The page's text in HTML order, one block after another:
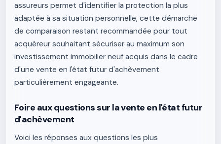
assureurs permet d'identifier la protection la plus
adaptée à sa situation personnelle, cette démarche
de comparaison restant recommandée pour tout
acquéreur souhaitant sécuriser au maximum son
investissement immobilier neuf acquis dans le cadre
d'une vente en l'état futur d'achèvement
particulièrement engageante.
Foire aux questions sur la vente en l'état futur
d'achèvement
Voici les réponses aux questions les plus